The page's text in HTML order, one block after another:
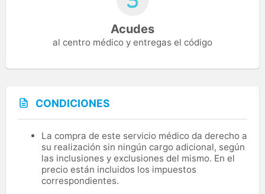
Acudes
al centro médico y entregas el código
CONDICIONES
La compra de este servicio médico da derecho a
su realización sin ningún cargo adicional, según
las inclusiones y exclusiones del mismo. En el
precio están incluidos los impuestos
correspondientes.